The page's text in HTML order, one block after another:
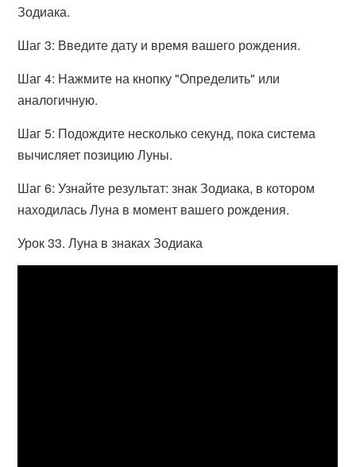
Зодиака.
Шаг 3: Введите дату и время вашего рождения.
Шаг 4: Нажмите на кнопку "Определить" или
аналогичную.
Шаг 5: Подождите несколько секунд, пока система
вычисляет позицию Луны.
Шаг 6: Узнайте результат: знак Зодиака, в котором
находилась Луна в момент вашего рождения.
Урок 33. Луна в знаках Зодиака